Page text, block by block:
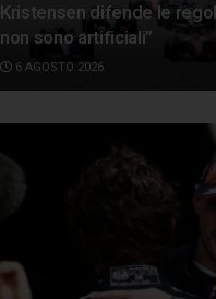
Kristensen difende le
non sono artificiali”
6 AGOSTO 2026